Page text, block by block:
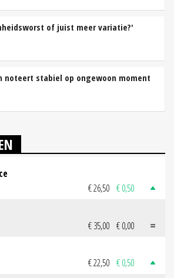
of juist meer variatie?'
noteert stabiel op ongewoon moment
€ 26,50 € 0,50
€ 35,00 € 0,00
€ 22,50 € 0,50